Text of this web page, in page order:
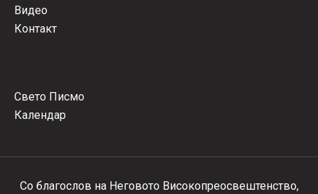
Видео
Контакт
Свето Писмо
Календар
Со благослов на Неговото Високопреосвештенство,